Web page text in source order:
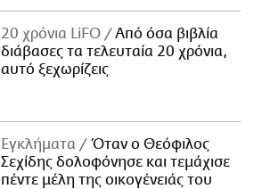
20 χρόνια LiFO
Από όσα βιβλία
διάβασες τα τελευταία 20 χρόνια,
αυτό ξεχωρίζεις
Εγκλήματα
Όταν ο Θεόφιλος
Σεχίδης δολοφόνησε και τεμάχισε
πέντε μέλη της οικογένειάς του